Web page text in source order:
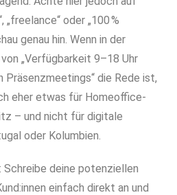
oder „100 %
genau hin. Wenn in der
„Verfügbarkeit 9–18 Uhr
Präsenzmeetings“ die Rede ist,
eher etwas für Homeoffice-
– und nicht für digitale
oder Kolumbien.
Schreibe deine potenziellen
einfach direkt an und